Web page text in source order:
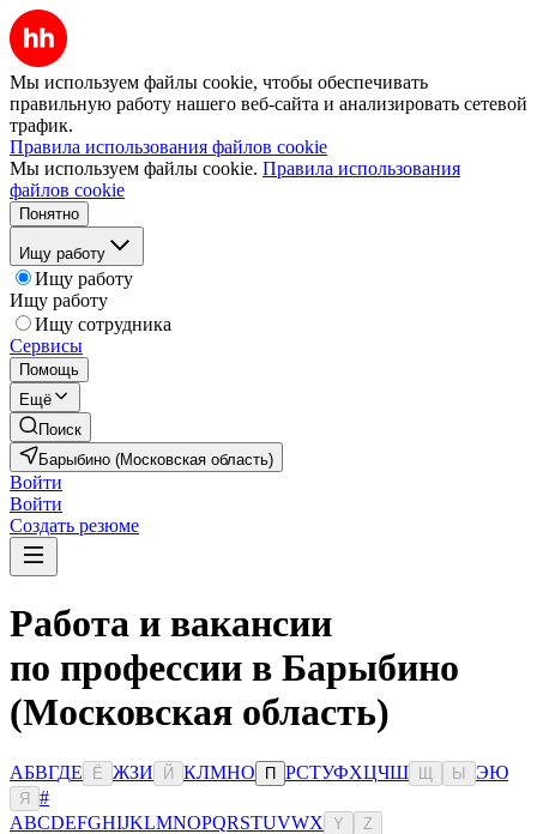
Мы используем файлы cookie, чтобы обеспечивать
правильную работу нашего веб-сайта и анализировать сетевой
трафик.
Правила использования файлов cookie
Мы используем файлы cookie. Правила использования
файлов cookie
Понятно
Ищу работу
Ищу работу
Ищу работу
Ищу сотрудника
Сервисы
Помощь
Ещё
Поиск
Барыбино (Московская область)
Войти
Войти
Создать резюме
Работа и вакансии
по профессии в Барыбино
(Московская область)
АБВГДЕ Ё ЖЗИ Й КЛМНО П РСТУФХЦЧШ Ы ЭЮ
Я
#
ABCDEFGHIJKLMNOPQRSTUVWX Y Z